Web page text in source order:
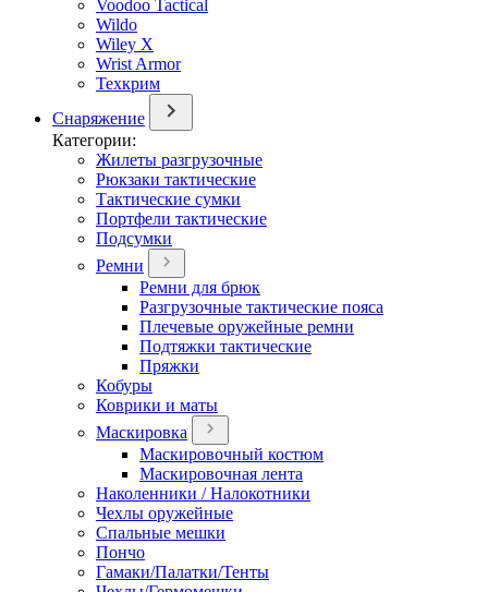
Voodoo Tactical
Wildo
Wiley X
Wrist Armor
Техкрим
Снаряжение
Категории:
Жилеты разгрузочные
Рюкзаки тактические
Тактические сумки
Портфели тактические
Подсумки
Ремни
Ремни для брюк
Разгрузочные тактические пояса
Плечевые оружейные ремни
Подтяжки тактические
Пряжки
Кобуры
Коврики и маты
Маскировка
Маскировочный костюм
Маскировочная лента
Наколенники / Налокотники
Чехлы оружейные
Спальные мешки
Пончо
Гамаки/Палатки/Тенты